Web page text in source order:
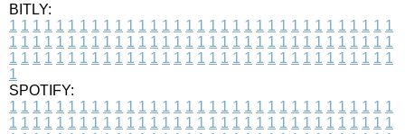
BITLY:
1 1 1 1 1 1 1 1 1 1 1 1 1 1 1 1 1 1 1 1 1 1 1 1 1 1 1 1 1 1 1 1 1
1 1 1 1 1 1 1 1 1 1 1 1 1 1 1 1 1 1 1 1 1 1 1 1 1 1 1 1 1 1 1 1 1
1 1 1 1 1 1 1 1 1 1 1 1 1 1 1 1 1 1 1 1 1 1 1 1 1 1 1 1 1 1 1 1 1
1
SPOTIFY:
1 1 1 1 1 1 1 1 1 1 1 1 1 1 1 1 1 1 1 1 1 1 1 1 1 1 1 1 1 1 1 1 1
1 1 1 1 1 1 1 1 1 1 1 1 1 1 1 1 1 1 1 1 1 1 1 1 1 1 1 1 1 1 1 1 1